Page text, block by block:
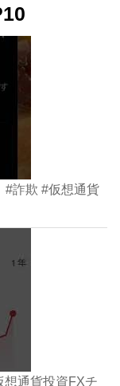
詐欺 #仮想通貨
想通貨投資FXチ